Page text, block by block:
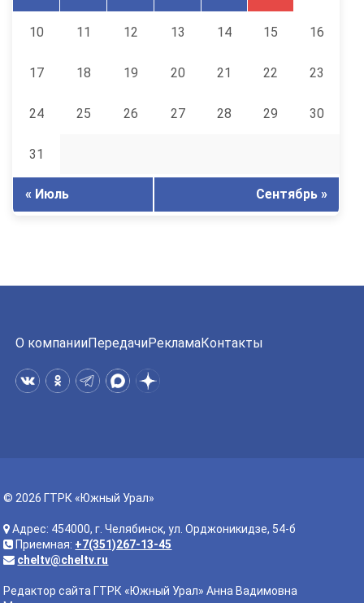
10 11 12 13 14 15 16
17 18 19 20 21 22 23
24 25 26 27 28 29 30
31
« Июль Сентябрь »
О компанииПередачиРекламаКонтакты
© 2026 ГТРК «Южный Урал»
Адрес: 454000, г. Челябинск, ул. Орджоникидзе, 54-б
Приемная: +7(351)267-13-45
cheltv@cheltv.ru
Редактор сайта ГТРК «Южный Урал» Анна Вадимовна